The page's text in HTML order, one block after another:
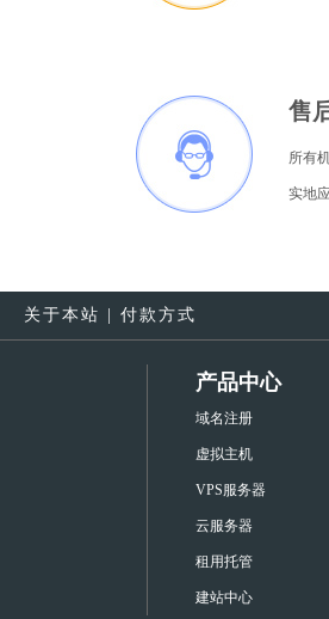
售
所有
实地
关于本站 付款方式
产品中心
域名注册
虚拟主机
VPS服务器
云服务器
租用托管
建站中心